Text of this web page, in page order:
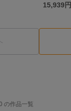
15,939円
の作品一覧